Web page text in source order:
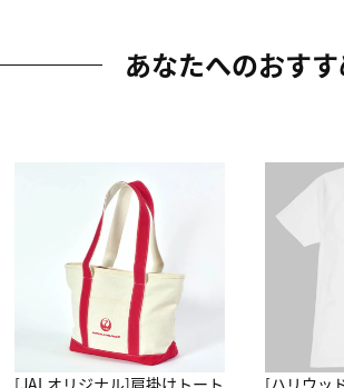
あなたへのおす
[JALオリジナル]肩掛けトート
[ハリウッ